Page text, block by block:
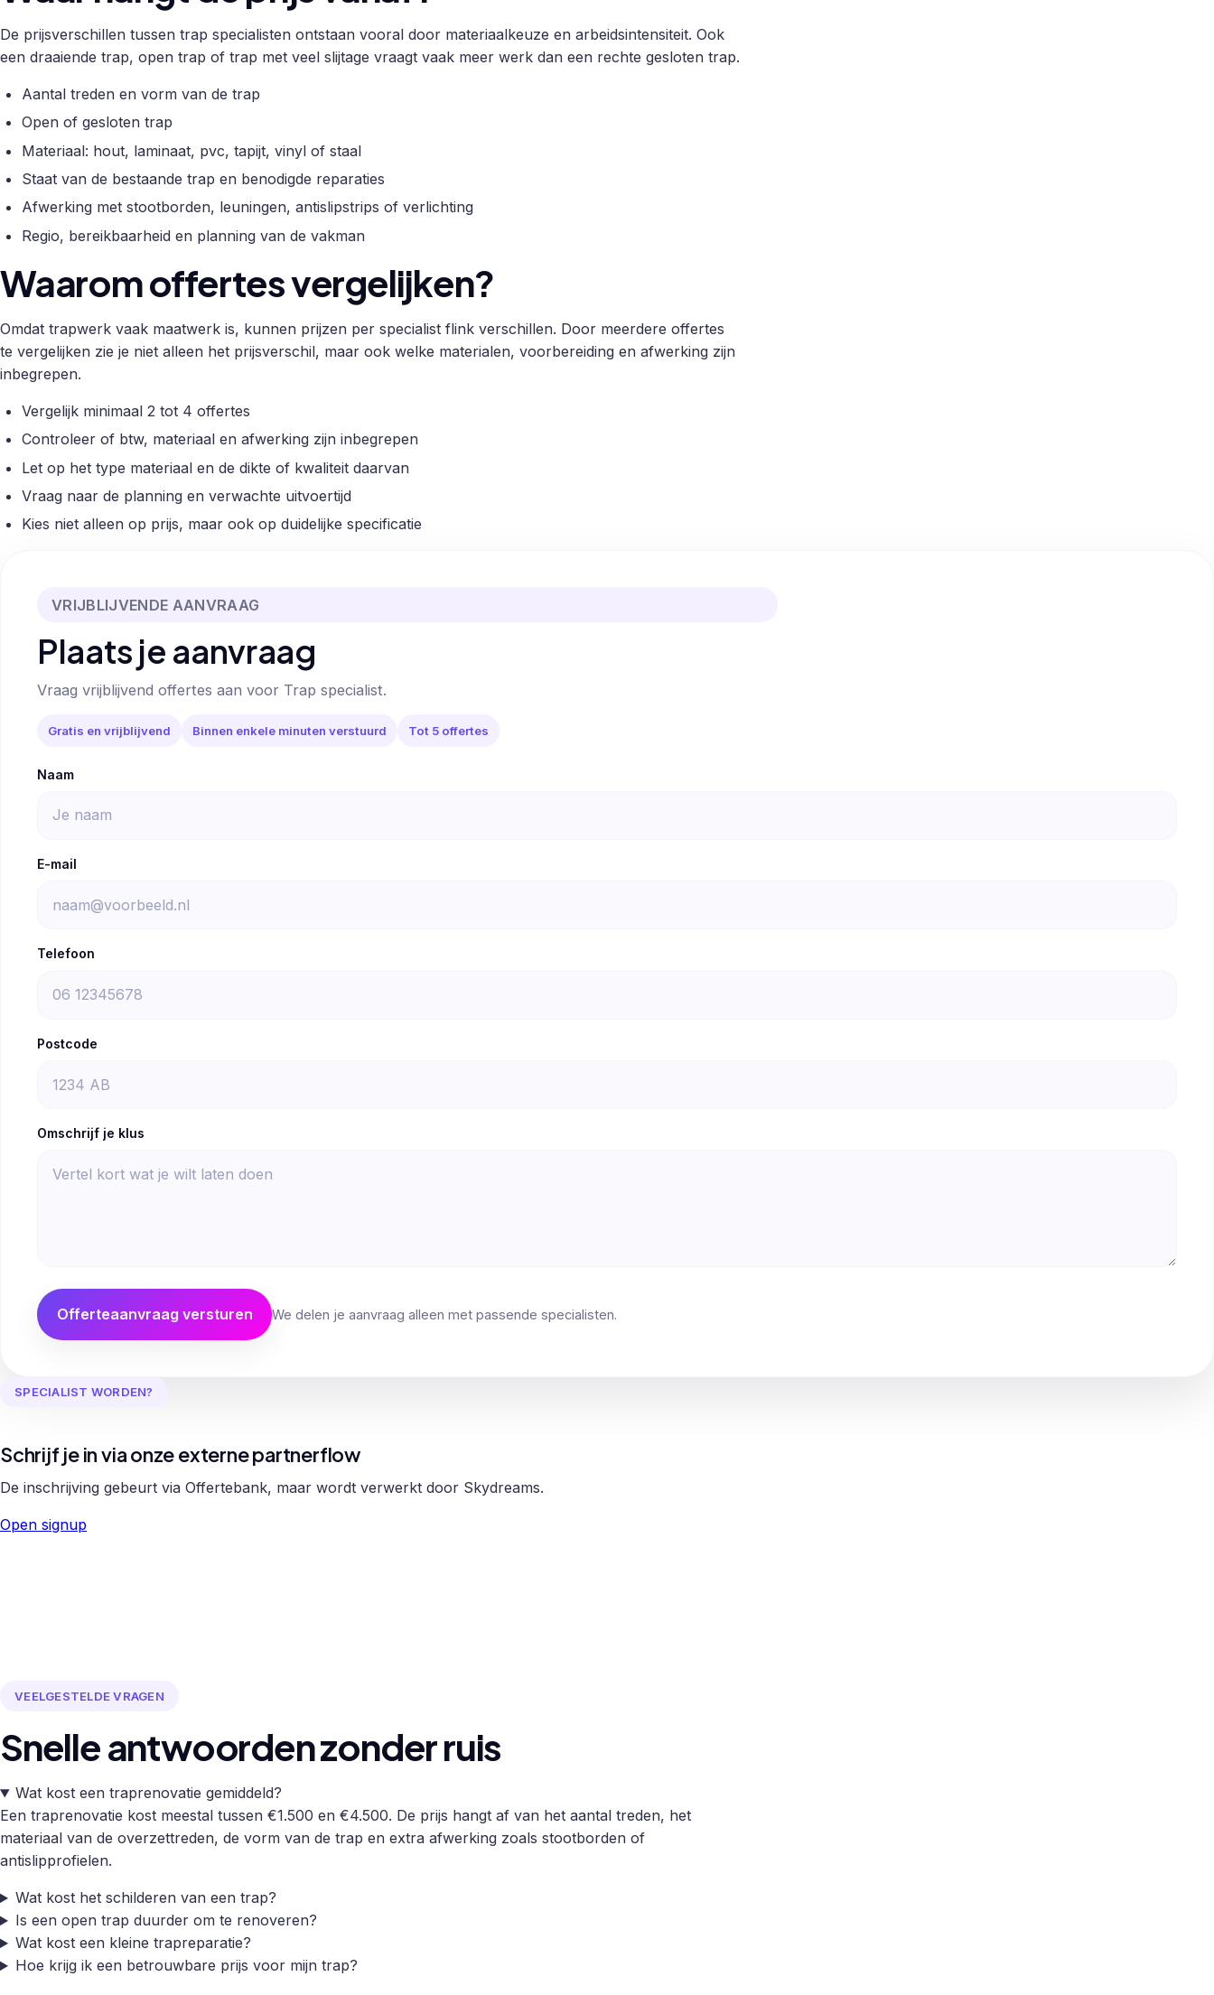
De prijsverschillen tussen trap specialisten ontstaan vooral door materiaalkeuze en arbeidsintensiteit. Ook
een draaiende trap, open trap of trap met veel slijtage vraagt vaak meer werk dan een rechte gesloten trap.
Aantal treden en vorm van de trap
Open of gesloten trap
Materiaal: hout, laminaat, pvc, tapijt, vinyl of staal
Staat van de bestaande trap en benodigde reparaties
Afwerking met stootborden, leuningen, antislipstrips of verlichting
Regio, bereikbaarheid en planning van de vakman
Waarom offertes vergelijken?
Omdat trapwerk vaak maatwerk is, kunnen prijzen per specialist flink verschillen. Door meerdere offertes
te vergelijken zie je niet alleen het prijsverschil, maar ook welke materialen, voorbereiding en afwerking zijn
inbegrepen.
Vergelijk minimaal 2 tot 4 offertes
Controleer of btw, materiaal en afwerking zijn inbegrepen
Let op het type materiaal en de dikte of kwaliteit daarvan
Vraag naar de planning en verwachte uitvoertijd
Kies niet alleen op prijs, maar ook op duidelijke specificatie
VRIJBLIJVENDE AANVRAAG
Plaats je aanvraag
Vraag vrijblijvend offertes aan voor Trap specialist.
Gratis en vrijblijvend Binnen enkele minuten verstuurd Tot 5 offertes
Naam
E-mail
Telefoon
Postcode
Omschrijf je klus
Offerteaanvraag versturen We delen je aanvraag alleen met passende specialisten.
SPECIALIST WORDEN?
Schrijf je in via onze externe partnerflow
De inschrijving gebeurt via Offertebank, maar wordt verwerkt door Skydreams.
Open signup
VEELGESTELDE VRAGEN
Snelle antwoorden zonder ruis
Wat kost een traprenovatie gemiddeld?
Een traprenovatie kost meestal tussen €1.500 en €4.500. De prijs hangt af van het aantal treden, het
materiaal van de overzettreden, de vorm van de trap en extra afwerking zoals stootborden of
antislipprofielen.
Wat kost het schilderen van een trap?
Is een open trap duurder om te renoveren?
Wat kost een kleine trapreparatie?
Hoe krijg ik een betrouwbare prijs voor mijn trap?